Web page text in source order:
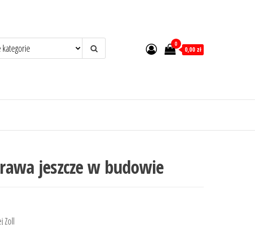
0
0,00 zł
jeszcze w budowie
Zoll